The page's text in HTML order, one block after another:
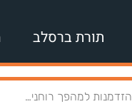
תורת ברסלב
הזדמנות למהפך רוחני…